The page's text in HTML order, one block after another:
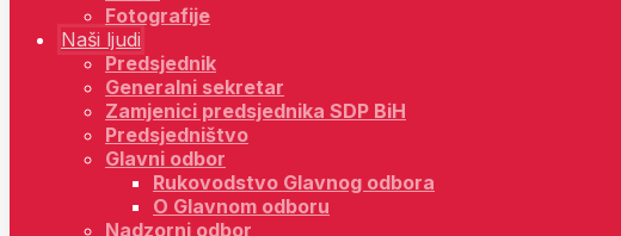
Fotografije
Naši ljudi
Predsjednik
Generalni sekretar
Zamjenici predsjednika SDP BiH
Predsjedništvo
Glavni odbor
Rukovodstvo Glavnog odbora
O Glavnom odboru
Nadzorni odbor